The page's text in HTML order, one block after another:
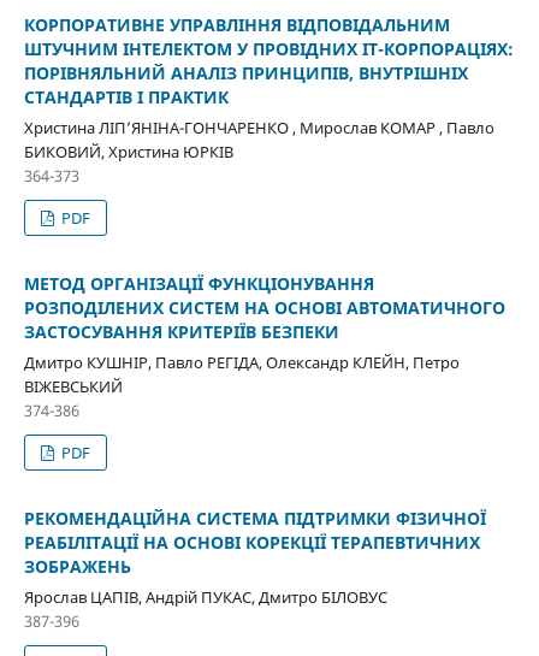
КОРПОРАТИВНЕ УПРАВЛІННЯ ВІДПОВІДАЛЬНИМ
ШТУЧНИМ ІНТЕЛЕКТОМ У ПРОВІДНИХ ІТ-КОРПОРАЦІЯХ:
ПОРІВНЯЛЬНИЙ АНАЛІЗ ПРИНЦИПІВ, ВНУТРІШНІХ
СТАНДАРТІВ І ПРАКТИК
Христина ЛІП’ЯНІНА-ГОНЧАРЕНКО , Мирослав КОМАР , Павло
БИКОВИЙ, Христина ЮРКІВ
364-373
PDF
МЕТОД ОРГАНІЗАЦІЇ ФУНКЦІОНУВАННЯ
РОЗПОДІЛЕНИХ СИСТЕМ НА ОСНОВІ АВТОМАТИЧНОГО
ЗАСТОСУВАННЯ КРИТЕРІЇВ БЕЗПЕКИ
Дмитро КУШНІР, Павло РЕГІДА, Олександр КЛЕЙН, Петро
ВІЖЕВСЬКИЙ
374-386
PDF
РЕКОМЕНДАЦІЙНА СИСТЕМА ПІДТРИМКИ ФІЗИЧНОЇ
РЕАБІЛІТАЦІЇ НА ОСНОВІ КОРЕКЦІЇ ТЕРАПЕВТИЧНИХ
ЗОБРАЖЕНЬ
Ярослав ЦАПІВ, Андрій ПУКАС, Дмитро БІЛОВУС
387-396